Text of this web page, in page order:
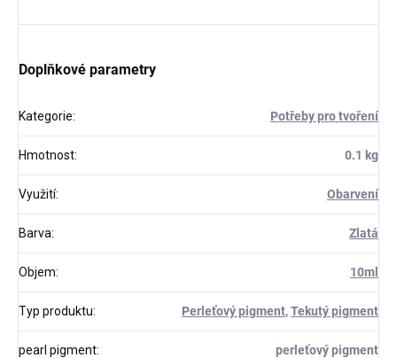
Doplňkové parametry
Kategorie: Potřeby pro tvoření
Hmotnost: 0.1 kg
Využití: Obarvení
Barva: Zlatá
Objem: 10ml
Typ produktu: Perleťový pigment,Tekutý pigment
pearl pigment: perleťový pigment